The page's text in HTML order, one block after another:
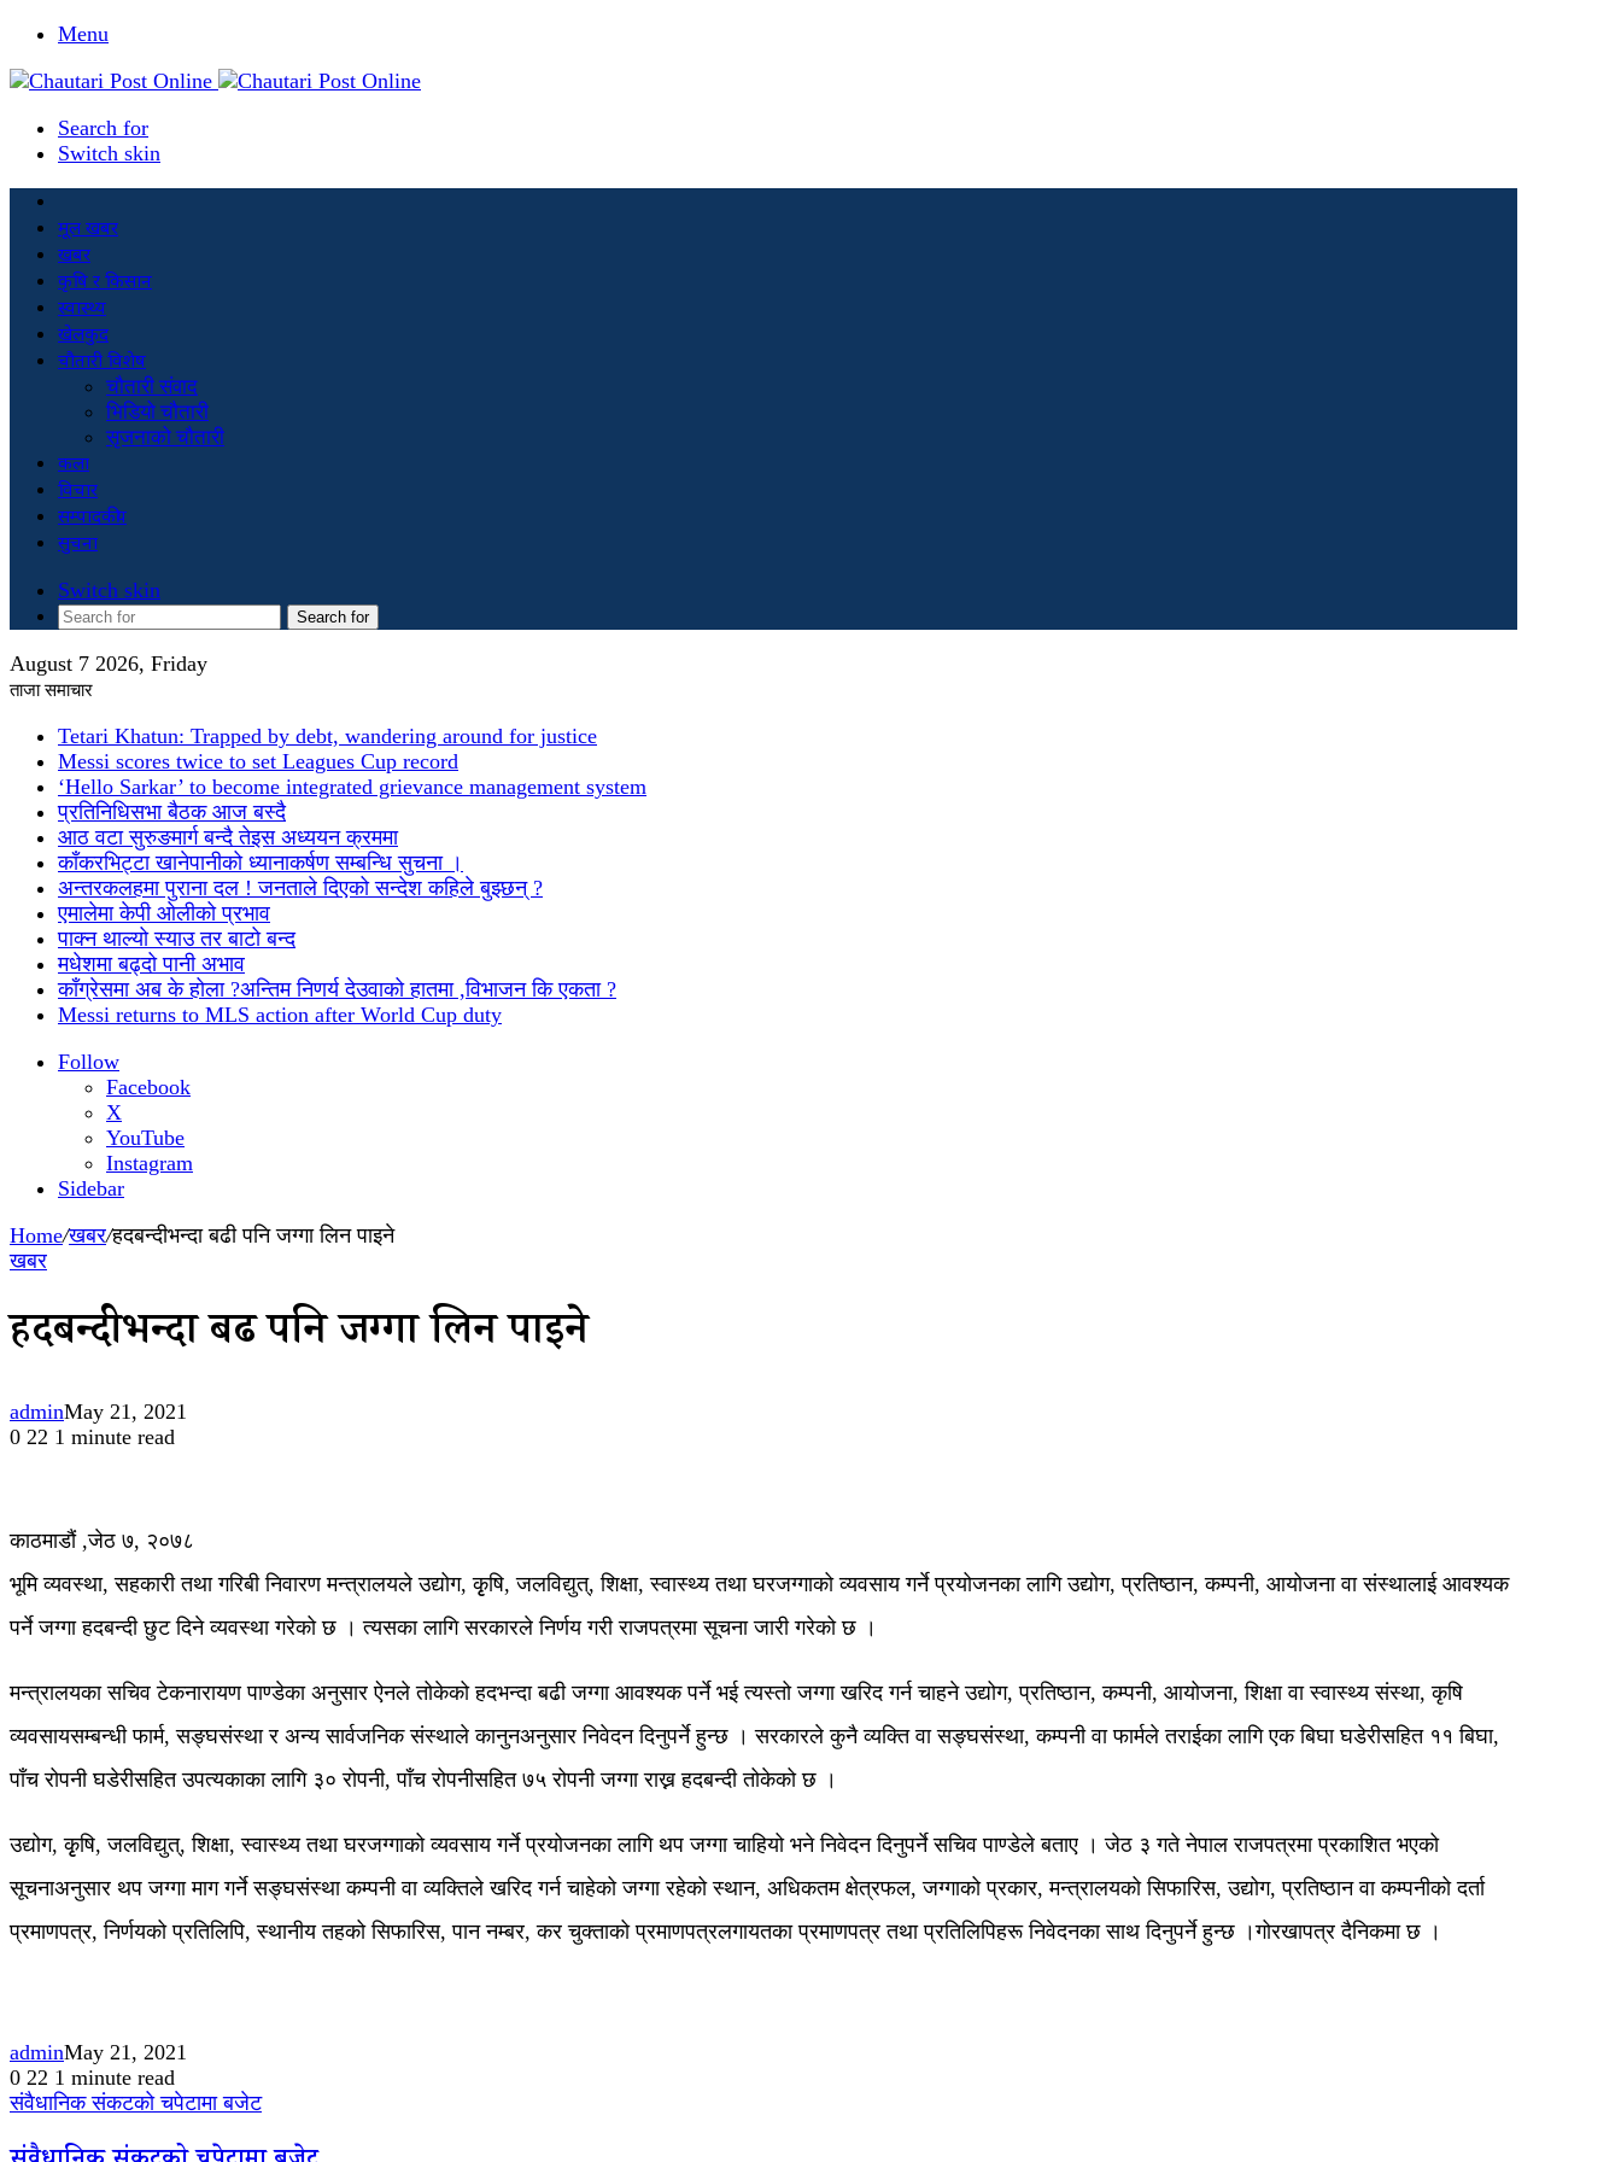
Menu
Search for
Switch skin
मूल खबर
खबर
कृषि र किसान
स्वास्थ्य
खेलकुद
चौतारी विशेष
चौतारी संवाद
भिडियो चौतारी
सृजनाको चौतारी
कला
विचार
सम्पादकीय
सुचना
Switch skin
Search for
August 7 2026, Friday
ताजा समाचार
Tetari Khatun: Trapped by debt, wandering around for justice
Messi scores twice to set Leagues Cup record
‘Hello Sarkar’ to become integrated grievance management system
प्रतिनिधिसभा बैठक आज बस्दै
आठ वटा सुरुङमार्ग बन्दै तेइस अध्ययन क्रममा
काँकरभिट्टा खानेपानीको ध्यानाकर्षण सम्बन्धि सुचना ।
अन्तरकलहमा पुराना दल ! जनताले दिएको सन्देश कहिले बुझ्छन् ?
एमालेमा केपी ओलीको प्रभाव
पाक्न थाल्यो स्याउ तर बाटो बन्द
मधेशमा बढ्दो पानी अभाव
काँग्रेसमा अब के होला ?अन्तिम निणर्य देउवाको हातमा ,विभाजन कि एकता ?
Messi returns to MLS action after World Cup duty
Follow
Facebook
X
YouTube
Instagram
Sidebar
Home/खबर/हदबन्दीभन्दा बढी पनि जग्गा लिन पाइने
खबर
हदबन्दीभन्दा बढी पनि जग्गा लिन पाइने
adminMay 21, 2021
0 22 1 minute read
काठमाडौं ,जेठ ७, २०७८
भूमि व्यवस्था, सहकारी तथा गरिबी निवारण मन्त्रालयले उद्योग, कृृषि, जलविद्युत्, शिक्षा, स्वास्थ्य तथा घरजग्गाको व्यवसाय गर्ने प्रयोजनका लागि उद्योग, प्रतिष्ठान, कम्पनी, आयोजना वा संस्थालाई आवश्यक
पर्ने जग्गा हदबन्दी छुट दिने व्यवस्था गरेको छ । त्यसका लागि सरकारले निर्णय गरी राजपत्रमा सूचना जारी गरेको छ ।
मन्त्रालयका सचिव टेकनारायण पाण्डेका अनुसार ऐनले तोकेको हदभन्दा बढी जग्गा आवश्यक पर्ने भई त्यस्तो जग्गा खरिद गर्न चाहने उद्योग, प्रतिष्ठान, कम्पनी, आयोजना, शिक्षा वा स्वास्थ्य संस्था, कृषि
व्यवसायसम्बन्धी फार्म, सङ्घसंस्था र अन्य सार्वजनिक संस्थाले कानुनअनुसार निवेदन दिनुपर्ने हुन्छ । सरकारले कुनै व्यक्ति वा सङ्घसंस्था, कम्पनी वा फार्मले तराईका लागि एक बिघा घडेरीसहित ११ बिघा,
पाँच रोपनी घडेरीसहित उपत्यकाका लागि ३० रोपनी, पाँच रोपनीसहित ७५ रोपनी जग्गा राख्न हदबन्दी तोकेको छ ।
उद्योग, कृृषि, जलविद्युत्, शिक्षा, स्वास्थ्य तथा घरजग्गाको व्यवसाय गर्ने प्रयोजनका लागि थप जग्गा चाहियो भने निवेदन दिनुपर्ने सचिव पाण्डेले बताए । जेठ ३ गते नेपाल राजपत्रमा प्रकाशित भएको
सूचनाअनुसार थप जग्गा माग गर्ने सङ्घसंस्था कम्पनी वा व्यक्तिले खरिद गर्न चाहेको जग्गा रहेको स्थान, अधिकतम क्षेत्रफल, जग्गाको प्रकार, मन्त्रालयको सिफारिस, उद्योग, प्रतिष्ठान वा कम्पनीको दर्ता
प्रमाणपत्र, निर्णयको प्रतिलिपि, स्थानीय तहको सिफारिस, पान नम्बर, कर चुक्ताको प्रमाणपत्रलगायतका प्रमाणपत्र तथा प्रतिलिपिहरू निवेदनका साथ दिनुपर्ने हुन्छ ।गोरखापत्र दैनिकमा छ ।
adminMay 21, 2021
0 22 1 minute read
संवैधानिक संकटको चपेटामा बजेट